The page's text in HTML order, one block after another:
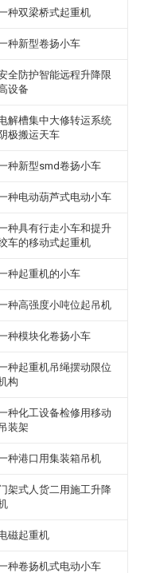
种双梁桥式起重机
种新型卷扬小车
全防护智能远程升降限
设备
解槽集中大修转运系统
阴极搬运天车
种新型smd卷扬小车
种电动葫芦式电动小车
种具有行走小车和提升
车的移动式起重机
种起重机的小车
种高强度小吨位起吊机
种模块化卷扬小车
种起重机吊绳摆动限位
构
种化工设备检修用移动
装架
种港口用集装箱吊机
架式人货二用施工升降
磁起重机
种卷扬机式电动小车